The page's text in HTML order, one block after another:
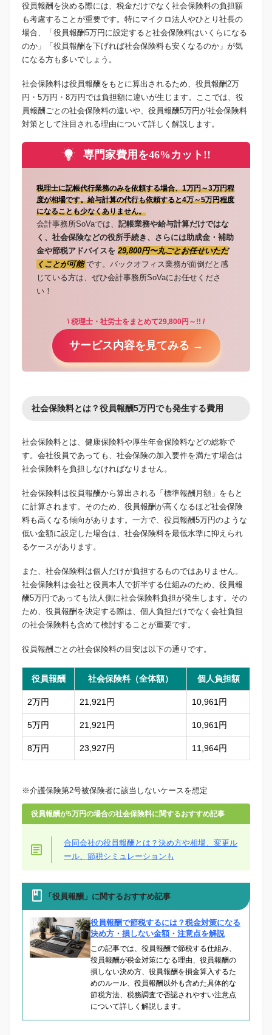
役員報酬を決める際には、税金だけでなく社会保険料の負担額
も考慮することが重要です。特にマイクロ法人やひとり社長の
場合、「役員報酬5万円に設定すると社会保険料はいくらになる
のか」「役員報酬を下げれば社会保険料も安くなるのか」が気
になる方も多いでしょう。
社会保険料は役員報酬をもとに算出されるため、役員報酬2万
円・5万円・8万円では負担額に違いが生じます。ここでは、役
員報酬ごとの社会保険料の違いや、役員報酬5万円が社会保険料
対策として注目される理由について詳しく解説します。
専門家費用を46%カット!!
税理士に記帳代行業務のみを依頼する場合、1万円～3万円程
度が相場です。給与計算の代行も依頼すると4万～5万円程度
になることも少なくありません。
会計事務所SoVaでは、 記帳業務や給与計算だけではな
く、社会保険などの役所手続き、さらには助成金・補助
金や節税アドバイスを 29,800円〜丸ごとお任せいただ
くことが可能です。バックオフィス業務が面倒だと感
じている方は、ぜひ会計事務所SoVaにお任せくださ
い！
\ 税理士・社労士をまとめて29,800円～!! /
サービス内容を見てみる →
社会保険料とは？役員報酬5万円でも発生する費用
社会保険料とは、健康保険料や厚生年金保険料などの総称で
す。会社役員であっても、社会保険の加入要件を満たす場合は
社会保険料を負担しなければなりません。
社会保険料は役員報酬から算出される「標準報酬月額」をもと
に計算されます。そのため、役員報酬が高くなるほど社会保険
料も高くなる傾向があります。一方で、役員報酬5万円のような
低い金額に設定した場合は、社会保険料を最低水準に抑えられ
るケースがあります。
また、社会保険料は個人だけが負担するものではありません。
社会保険料は会社と役員本人で折半する仕組みのため、役員報
酬5万円であっても法人側に社会保険料負担が発生します。その
ため、役員報酬を決定する際は、個人負担だけでなく会社負担
の社会保険料も含めて検討することが重要です。
役員報酬ごとの社会保険料の目安は以下の通りです。
役員報酬 社会保険料（全体額） 個人負担額
2万円 21,921円 10,961円
5万円 21,921円 10,961円
8万円 23,927円 11,964円
※介護保険第2号被保険者に該当しないケースを想定
役員報酬が5万円の場合の社会保険料に関するおすすめ記事
合同会社の役員報酬とは？決め方や相場、変更ル
ール、節税シミュレーションも
「役員報酬」に関するおすすめ記事
役員報酬で節税するには？税金対策になる
決め方・損しない金額・注意点を解説
この記事では、役員報酬で節税する仕組み、
役員報酬が税金対策になる理由、役員報酬の
損しない決め方、役員報酬を損金算入するた
めのルール、役員報酬以外も含めた具体的な
節税方法、税務調査で否認されやすい注意点
について詳しく解説します。